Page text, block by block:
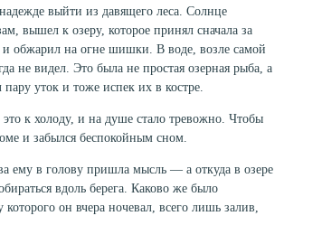
выйти из давящего леса. Солнце
вышел к озеру, которое принял сначала за
и обжарил на огне шишки. В воде, возле самой
не ви­дел. Это была не простая озерная рыба, а
уток и тоже испек их в костре.
к холоду, и на душе стало тревожно. Чтобы
и забылся беспокойным сном.
ему в голову пришла мысль — а откуда в озере
вдоль берега. Каково же было
он вчера ночевал, всего лишь залив,